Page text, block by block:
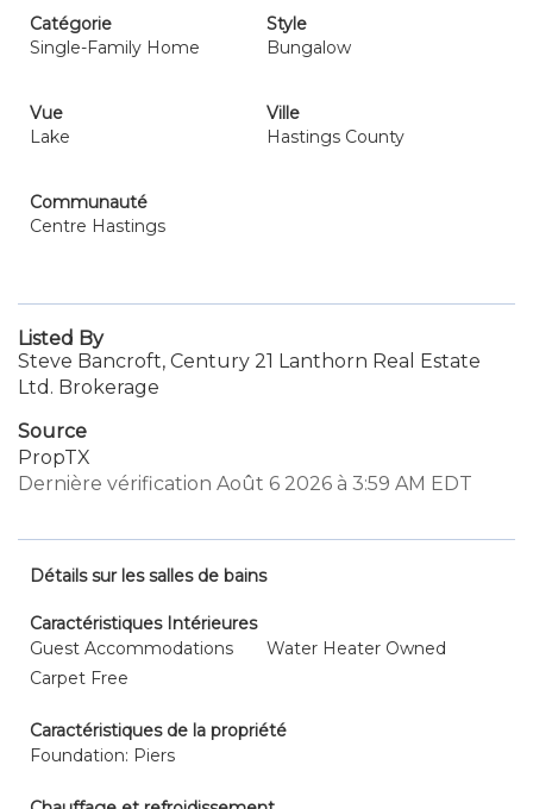
Catégorie
Single-Family Home
Style
Bungalow
Vue
Lake
Ville
Hastings County
Communauté
Centre Hastings
Listed By
Steve Bancroft, Century 21 Lanthorn Real Estate
Ltd. Brokerage
Source
PropTX
Dernière vérification Août 6 2026 à 3:59 AM EDT
Détails sur les salles de bains
Caractéristiques Intérieures
Guest Accommodations
Water Heater Owned
Carpet Free
Caractéristiques de la propriété
Foundation: Piers